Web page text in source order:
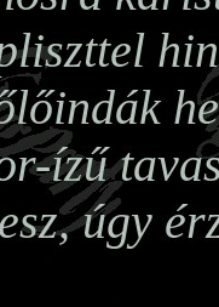
ízű
úgy